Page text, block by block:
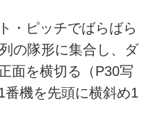
・ピッチでばらばら
の隊形に集合し、ダ
面を横切る（P30写
機を先頭に横斜め1